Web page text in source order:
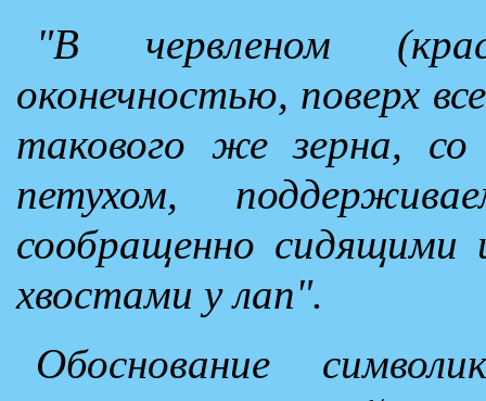
"В червленом
оконечностью, поверх
такового же зерна,
петухом,
сообращенно сидящими
хвостами у лап".
Обоснование